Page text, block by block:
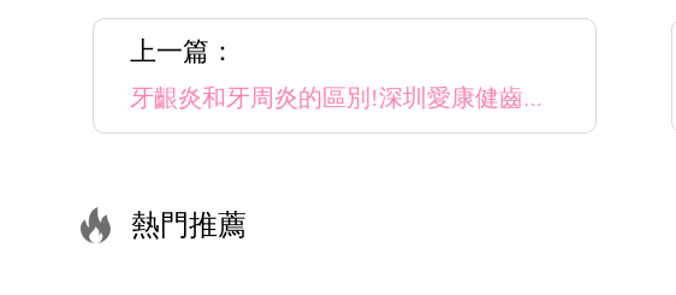
上一篇：
牙齦炎和牙周炎的區別!深圳愛康健齒科治療牙齦炎和牙周炎可使用香港醫療券嗎？
熱門推薦